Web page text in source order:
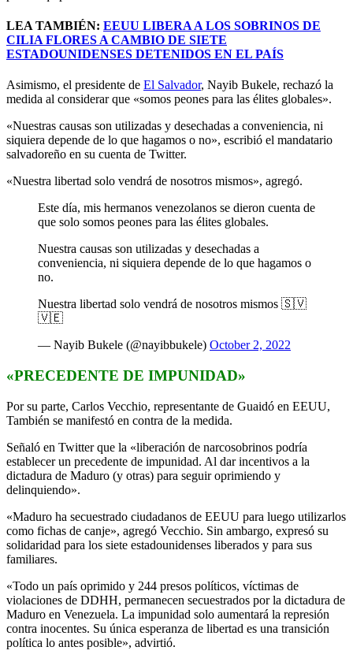
LEA TAMBIÉN: EEUU LIBERA A LOS SOBRINOS DE
CILIA FLORES A CAMBIO DE SIETE
ESTADOUNIDENSES DETENIDOS EN EL PAÍS
Asimismo, el presidente de El Salvador, Nayib Bukele, rechazó la
medida al considerar que «somos peones para las élites globales».
«Nuestras causas son utilizadas y desechadas a conveniencia, ni
siquiera depende de lo que hagamos o no», escribió el mandatario
salvadoreño en su cuenta de Twitter.
«Nuestra libertad solo vendrá de nosotros mismos», agregó.
Este día, mis hermanos venezolanos se dieron cuenta de
que solo somos peones para las élites globales.
Nuestra causas son utilizadas y desechadas a
conveniencia, ni siquiera depende de lo que hagamos o
no.
Nuestra libertad solo vendrá de nosotros mismos 🇸🇻
🇻🇪
— Nayib Bukele (@nayibbukele) October 2, 2022
«PRECEDENTE DE IMPUNIDAD»
Por su parte, Carlos Vecchio, representante de Guaidó en EEUU,
También se manifestó en contra de la medida.
Señaló en Twitter que la «liberación de narcosobrinos podría
establecer un precedente de impunidad. Al dar incentivos a la
dictadura de Maduro (y otras) para seguir oprimiendo y
delinquiendo».
«Maduro ha secuestrado ciudadanos de EEUU para luego utilizarlos
como fichas de canje», agregó Vecchio. Sin ambargo, expresó su
solidaridad para los siete estadounidenses liberados y para sus
familiares.
«Todo un país oprimido y 244 presos políticos, víctimas de
violaciones de DDHH, permanecen secuestrados por la dictadura de
Maduro en Venezuela. La impunidad solo aumentará la represión
contra inocentes. Su única esperanza de libertad es una transición
política lo antes posible», advirtió.